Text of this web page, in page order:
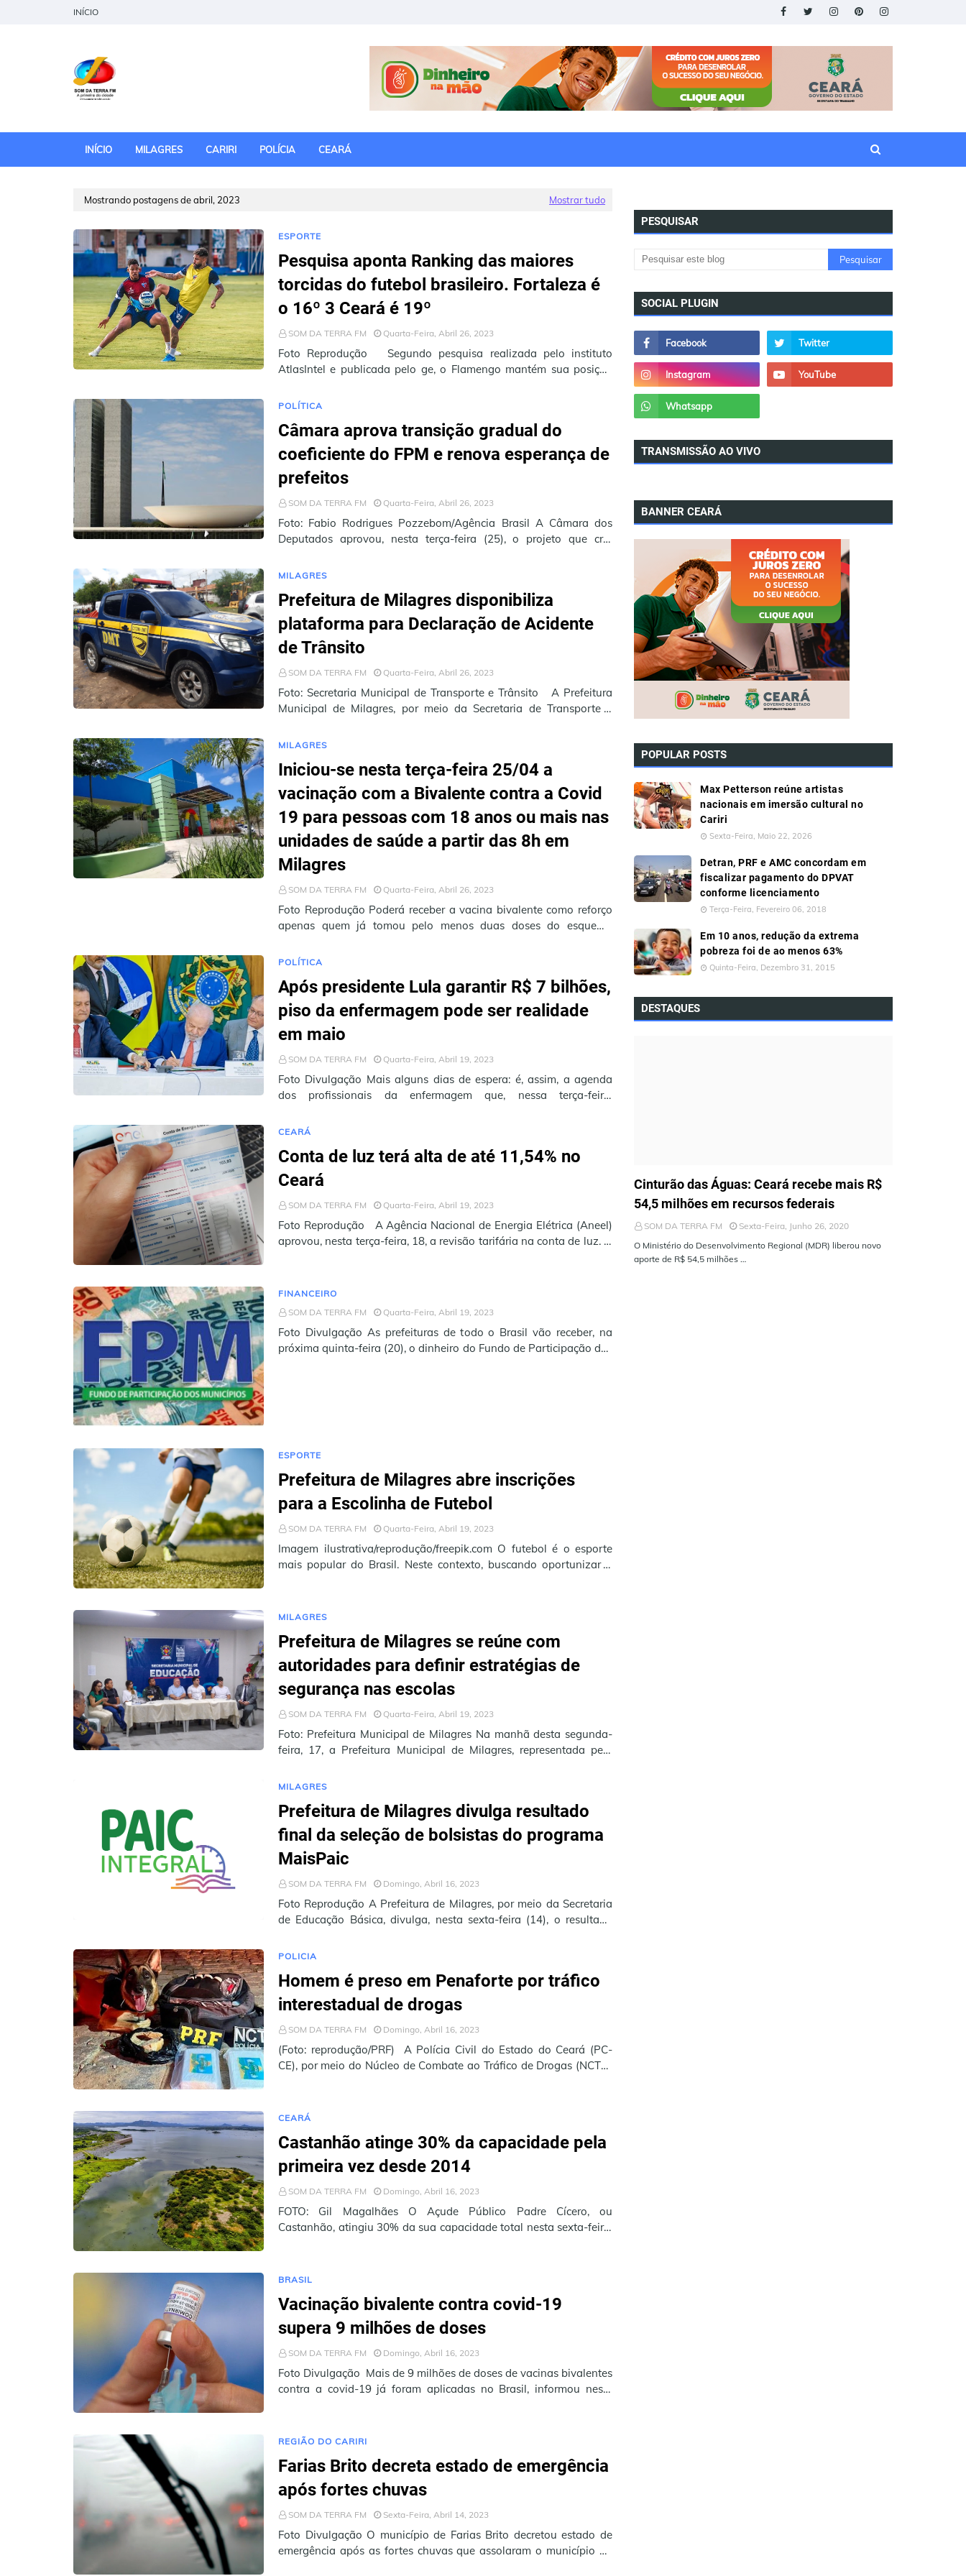
INÍCIO
INÍCIO MILAGRES CARIRI POLÍCIA CEARÁ
Mostrando postagens de abril, 2023 Mostrar tudo
ESPORTE
Pesquisa aponta Ranking das maiores
torcidas do futebol brasileiro. Fortaleza é
o 16º 3 Ceará é 19º
SOM DA TERRA FM Quarta-Feira, Abril 26, 2023
Foto Reprodução Segundo pesquisa realizada pelo instituto
AtlasIntel e publicada pelo ge, o Flamengo mantém sua posição
POLÍTICA
Câmara aprova transição gradual do
coeficiente do FPM e renova esperança de
prefeitos
SOM DA TERRA FM Quarta-Feira, Abril 26, 2023
Foto: Fabio Rodrigues Pozzebom/Agência Brasil A Câmara dos
Deputados aprovou, nesta terça-feira (25), o projeto que cria
MILAGRES
Prefeitura de Milagres disponibiliza
plataforma para Declaração de Acidente
de Trânsito
SOM DA TERRA FM Quarta-Feira, Abril 26, 2023
Foto: Secretaria Municipal de Transporte e Trânsito A Prefeitura
Municipal de Milagres, por meio da Secretaria de Transporte e
MILAGRES
Iniciou-se nesta terça-feira 25/04 a
vacinação com a Bivalente contra a Covid
19 para pessoas com 18 anos ou mais nas
unidades de saúde a partir das 8h em
Milagres
SOM DA TERRA FM Quarta-Feira, Abril 26, 2023
Foto Reprodução Poderá receber a vacina bivalente como reforço
apenas quem já tomou pelo menos duas doses do esquema
POLÍTICA
Após presidente Lula garantir R$ 7 bilhões,
piso da enfermagem pode ser realidade
em maio
SOM DA TERRA FM Quarta-Feira, Abril 19, 2023
Foto Divulgação Mais alguns dias de espera: é, assim, a agenda
dos profissionais da enfermagem que, nessa terça-feira,
CEARÁ
Conta de luz terá alta de até 11,54% no
Ceará
SOM DA TERRA FM Quarta-Feira, Abril 19, 2023
Foto Reprodução A Agência Nacional de Energia Elétrica (Aneel)
aprovou, nesta terça-feira, 18, a revisão tarifária na conta de luz. O
FINANCEIRO
SOM DA TERRA FM
Quarta-Feira, Abril 19, 2023
Foto Divulgação As prefeituras de todo o Brasil vão receber, na
próxima quinta-feira (20), o dinheiro do Fundo de Participação dos
ESPORTE
Prefeitura de Milagres abre inscrições
para a Escolinha de Futebol
SOM DA TERRA FM Quarta-Feira, Abril 19, 2023
Imagem ilustrativa/reprodução/freepik.com O futebol é o esporte
mais popular do Brasil. Neste contexto, buscando oportunizar a
MILAGRES
Prefeitura de Milagres se reúne com
autoridades para definir estratégias de
segurança nas escolas
SOM DA TERRA FM Quarta-Feira, Abril 19, 2023
Foto: Prefeitura Municipal de Milagres Na manhã desta segunda-
feira, 17, a Prefeitura Municipal de Milagres, representada pelo
MILAGRES
Prefeitura de Milagres divulga resultado
final da seleção de bolsistas do programa
MaisPaic
SOM DA TERRA FM Domingo, Abril 16, 2023
Foto Reprodução A Prefeitura de Milagres, por meio da Secretaria
de Educação Básica, divulga, nesta sexta-feira (14), o resultado
POLICIA
Homem é preso em Penaforte por tráfico
interestadual de drogas
SOM DA TERRA FM Domingo, Abril 16, 2023
(Foto: reprodução/PRF) A Polícia Civil do Estado do Ceará (PC-
CE), por meio do Núcleo de Combate ao Tráfico de Drogas (NCTD)
CEARÁ
Castanhão atinge 30% da capacidade pela
primeira vez desde 2014
SOM DA TERRA FM Domingo, Abril 16, 2023
FOTO: Gil Magalhães O Açude Público Padre Cícero, ou
Castanhão, atingiu 30% da sua capacidade total nesta sexta-feira,
BRASIL
Vacinação bivalente contra covid-19
supera 9 milhões de doses
SOM DA TERRA FM Domingo, Abril 16, 2023
Foto Divulgação Mais de 9 milhões de doses de vacinas bivalentes
contra a covid-19 já foram aplicadas no Brasil, informou neste
REGIÃO DO CARIRI
Farias Brito decreta estado de emergência
após fortes chuvas
SOM DA TERRA FM Sexta-Feira, Abril 14, 2023
Foto Divulgação O município de Farias Brito decretou estado de
emergência após as fortes chuvas que assolaram o município no
PESQUISAR
SOCIAL PLUGIN
TRANSMISSÃO AO VIVO
BANNER CEARÁ
POPULAR POSTS
Max Petterson reúne artistas
nacionais em imersão cultural no
Cariri
Sexta-Feira, Maio 22, 2026
Detran, PRF e AMC concordam em
fiscalizar pagamento do DPVAT
conforme licenciamento
Terça-Feira, Fevereiro 06, 2018
Em 10 anos, redução da extrema
pobreza foi de ao menos 63%
Quinta-Feira, Dezembro 31, 2015
DESTAQUES
Cinturão das Águas: Ceará recebe mais R$
54,5 milhões em recursos federais
SOM DA TERRA FM
Sexta-Feira, Junho 26, 2020
O Ministério do Desenvolvimento Regional (MDR) liberou novo
aporte de R$ 54,5 milhões …